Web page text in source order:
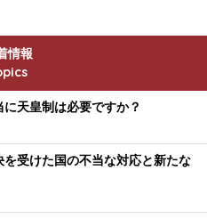
情報
天皇制は必要ですか？
受けた国の不当な対応と新たな